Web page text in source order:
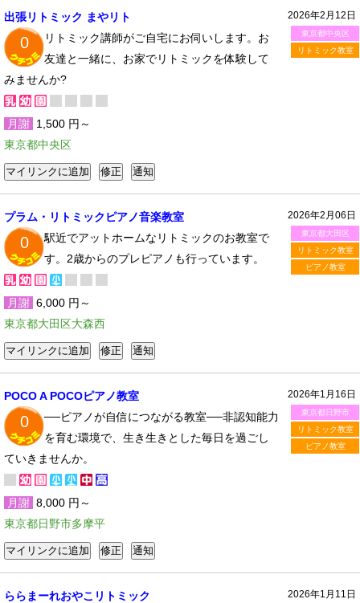
2026年2月12日
東京都中央区
リトミック教室
出張リトミック まやリト
0
リトミック講師がご自宅にお伺いします。お
友達と一緒に、お家でリトミックを体験して
みませんか?
月謝 1,500 円～
東京都中央区
2026年2月06日
東京都大田区
リトミック教室
ピアノ教室
プラム・リトミックピアノ音楽教室
0
駅近でアットホームなリトミックのお教室で
す。2歳からのプレピアノも行っています。
月謝 6,000 円～
東京都大田区大森西
2026年1月16日
東京都日野市
リトミック教室
ピアノ教室
POCO A POCOピアノ教室
0
──ピアノが自信につながる教室──非認知能力
を育む環境で、生き生きとした毎日を過ごし
ていきませんか。
月謝 8,000 円～
東京都日野市多摩平
2026年1月11日
ららまーれおやこリトミック